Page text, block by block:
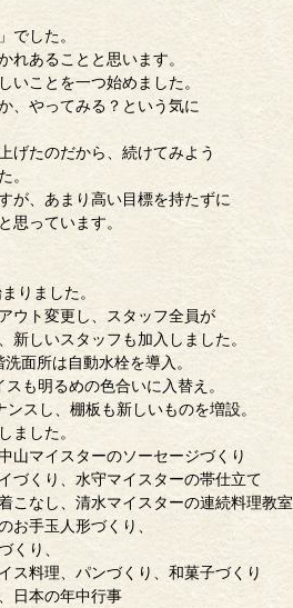
でした。
れあることと思います。
いことを一つ始めました。
、やってみる？という気に
げたのだから、続けてみよう
。
が、あまり高い目標を持たずに
思っています。
りました。
ウト変更し、スタッフ全員が
しいスタッフも加入しました。
面所は自動水栓を導入。
も明るめの色合いに入替え。
ンスし、棚板も新しいものを増設。
ました。
マイスターのソーセージづくり
くり、水守マイスターの帯仕立て
なし、清水マイスターの連続料理教室
手玉人形づくり、
り、
料理、パンづくり、和菓子づくり
本の年中行事